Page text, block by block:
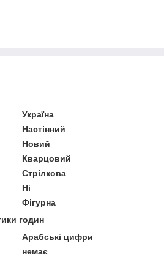
Україна
Настінний
Новий
Кварцовий
Стрілкова
Ні
Фігурна
годин
Арабські цифри
немає